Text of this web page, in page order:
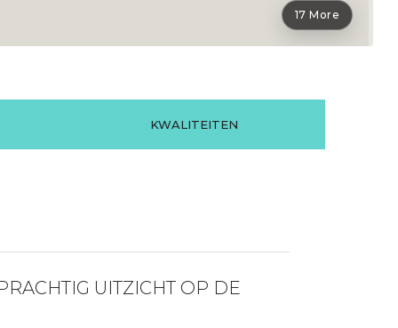
17 More
KWALITEITEN
UITZICHT OP DE